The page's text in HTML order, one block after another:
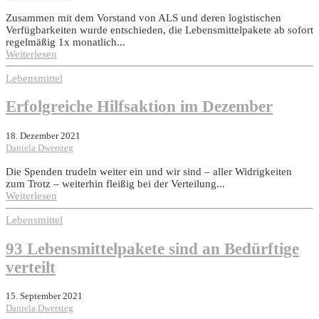
Zusammen mit dem Vorstand von ALS und deren logistischen
Verfügbarkeiten wurde entschieden, die Lebensmittelpakete ab sofort
regelmäßig 1x monatlich...
Weiterlesen
Lebensmittel
Erfolgreiche Hilfsaktion im Dezember
18. Dezember 2021
Daniela Dwersteg
Die Spenden trudeln weiter ein und wir sind – aller Widrigkeiten
zum Trotz – weiterhin fleißig bei der Verteilung...
Weiterlesen
Lebensmittel
93 Lebensmittelpakete sind an Bedürftige
verteilt
15. September 2021
Daniela Dwersteg